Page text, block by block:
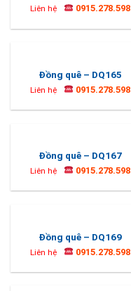
Liên hệ 0915.278.598
Đồng quê – DQ165
Liên hệ 0915.278.598
Đồng quê – DQ167
Liên hệ 0915.278.598
Đồng quê – DQ169
Liên hệ 0915.278.598